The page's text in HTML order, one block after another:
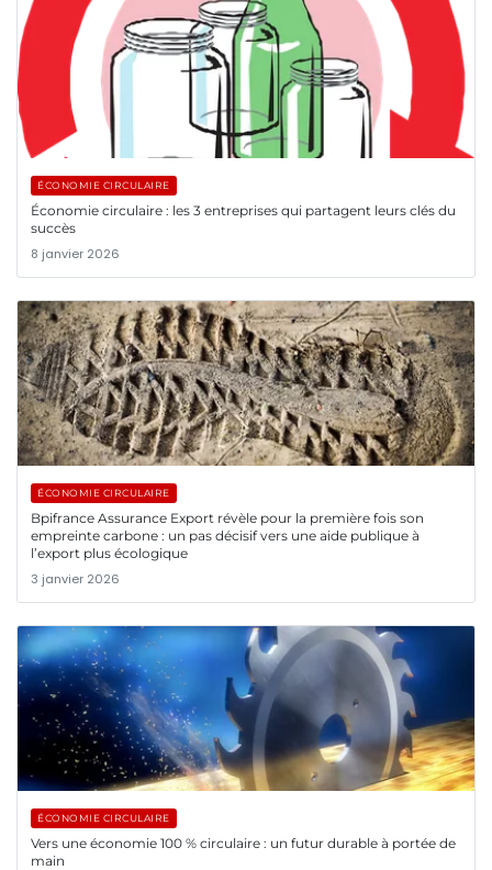
ÉCONOMIE CIRCULAIRE
Économie circulaire : les 3 entreprises qui partagent leurs clés du
succès
8 janvier 2026
ÉCONOMIE CIRCULAIRE
Bpifrance Assurance Export révèle pour la première fois son
empreinte carbone : un pas décisif vers une aide publique à
l’export plus écologique
3 janvier 2026
ÉCONOMIE CIRCULAIRE
Vers une économie 100 % circulaire : un futur durable à portée de
main